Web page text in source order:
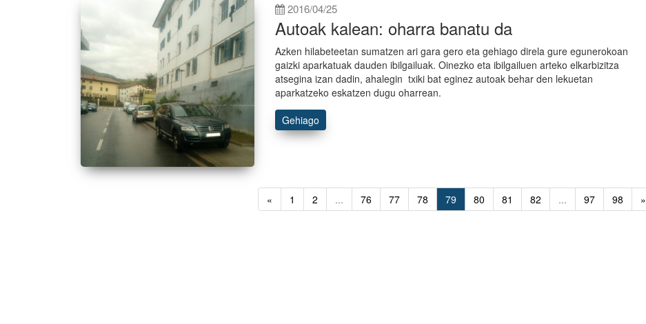
2016/04/25
Autoak kalean: oharra banatu da
Azken hilabeteetan sumatzen ari gara gero eta gehiago direla gure egunerokoan
gaizki aparkatuak dauden ibilgailuak. Oinezko eta ibilgailuen arteko elkarbizitza
atsegina izan dadin, ahalegin txiki bat eginez autoak behar den lekuetan
aparkatzeko eskatzen dugu oharrean.
Gehiago
« 1 2 ... 76 77 78 79 80 81 82 ... 97 98 »